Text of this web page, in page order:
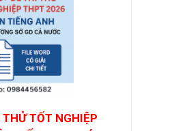
TỐT NGHIỆP